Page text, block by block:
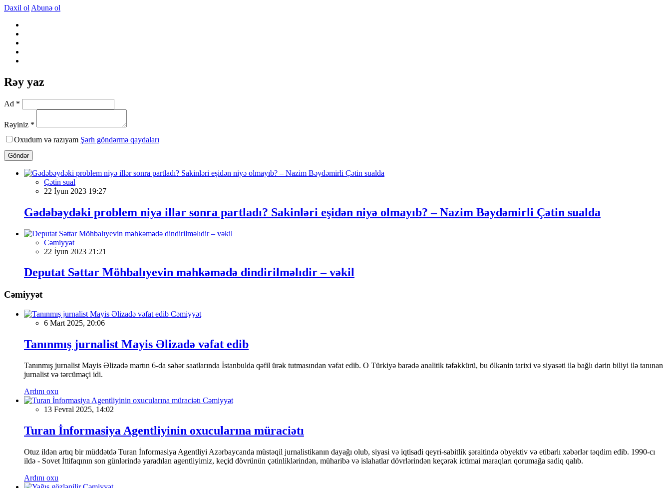
Daxil ol Abunə ol
Rəy yaz
Ad *
Rəyiniz *
Oxudum və razıyam Şərh göndərmə qaydaları
Göndər
Çətin sual
22 İyun 2023 19:27
Gədəbəydəki problem niyə illər sonra partladı? Sakinləri eşidən niyə olmayıb? – Nazim Bəydəmirli Çətin sualda
Cəmiyyət
22 İyun 2023 21:21
Deputat Səttar Möhbalıyevin məhkəmədə dindirilməlıdir – vəkil
Cəmiyyət
Cəmiyyət
6 Mart 2025, 20:06
Tanınmış jurnalist Mayis Əlizadə vəfat edib
Tanınmış jurnalist Mayis Əlizadə martın 6-da səhər saatlarında İstanbulda qəfil ürək tutmasından vəfat edib. O Türkiyə barədə analitik təfəkkürü, bu ölkənin tarixi və siyasəti ilə bağlı dərin biliyi ilə tanınan
jurnalist və tərcüməçi idi.
Ardını oxu
Cəmiyyət
13 Fevral 2025, 14:02
Turan İnformasiya Agentliyinin oxucularına müraciətı
Otuz ildən artıq bir müddətdə Turan İnformasiya Agentliyi Azərbaycanda müstəqil jurnalistikanın dayağı olub, siyasi və iqtisadi qeyri-sabitlik şəraitində obyektiv və etibarlı xəbərlər təqdim edib. 1990-cı
ildə - Sovet İttifaqının son günlərində yaradılan agentliyimiz, keçid dövrünün çətinliklərindən, müharibə və islahatlar dövrlərindən keçərək ictimai maraqları qorumağa sadiq qalıb.
Ardını oxu